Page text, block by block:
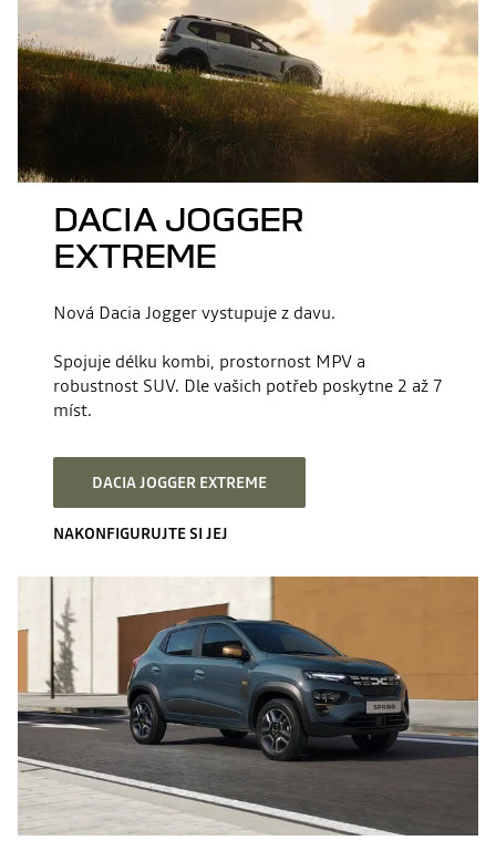
DACIA JOGGER
EXTREME
Nová Dacia Jogger vystupuje z davu.
Spojuje délku kombi, prostornost MPV a
robustnost SUV. Dle vašich potřeb poskytne 2 až 7
míst.​
DACIA JOGGER EXTREME
NAKONFIGURUJTE SI JEJ